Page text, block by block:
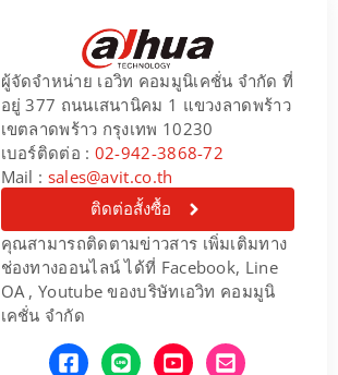
ผู้จัดจำหน่าย เอวิท คอมมูนิเคชั่น จำกัด ที่
อยู่ 377 ถนนเสนานิคม 1 แขวงลาดพร้าว
เขตลาดพร้าว กรุงเทพ 10230
เบอร์ติดต่อ : 02-942-3868-72
Mail : sales@avit.co.th
ติดต่อสั้งซื้อ
คุณสามารถติดตามข่าวสาร เพิ่มเติมทาง
ช่องทางออนไลน์ ได้ที่ Facebook, Line
OA , Youtube ของบริษัทเอวิท คอมมูนิ
เคชั่น จำกัด